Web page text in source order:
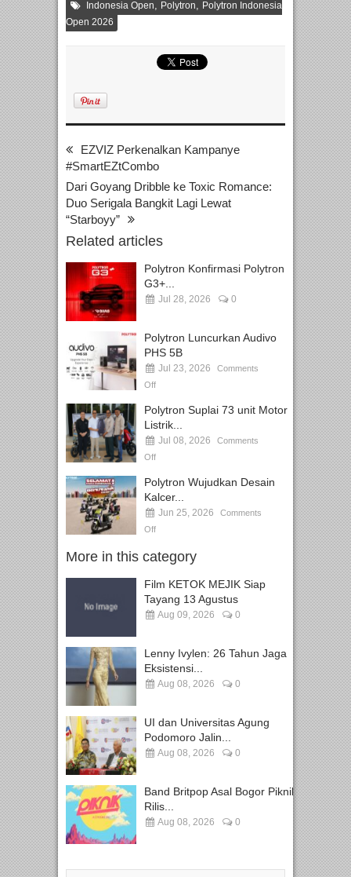
Indonesia Open, Polytron, Polytron Indonesia
Open 2026
EZVIZ Perkenalkan Kampanye
#SmartEZtCombo
Dari Goyang Dribble ke Toxic Romance:
Duo Serigala Bangkit Lagi Lewat
“Starboyy”
Related articles
Polytron Konfirmasi Polytron
G3+...
Jul 28, 2026 0
Polytron Luncurkan Audivo
PHS 5B
Jul 23, 2026
Comments
Off
Polytron Suplai 73 unit Motor
Listrik...
Jul 08, 2026
Comments
Off
Polytron Wujudkan Desain
Kalcer...
Jun 25, 2026
Comments
Off
More in this category
Film KETOK MEJIK Siap
Tayang 13 Agustus
Aug 09, 2026 0
Lenny Ivylen: 26 Tahun Jaga
Eksistensi...
Aug 08, 2026 0
UI dan Universitas Agung
Podomoro Jalin...
Aug 08, 2026 0
Band Britpop Asal Bogor Piknik
Rilis...
Aug 08, 2026 0